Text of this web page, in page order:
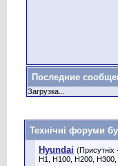
Последние
Загрузка...
Технічні форуми
Hyundai (Присутніх
H1, H100, H200,